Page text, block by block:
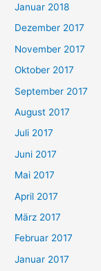
Januar 2018
Dezember 2017
November 2017
Oktober 2017
September 2017
August 2017
Juli 2017
Juni 2017
Mai 2017
April 2017
März 2017
Februar 2017
Januar 2017